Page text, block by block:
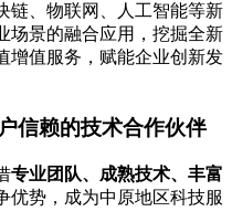
链、物联网、人工智能等新
场景的融合应用，挖掘全新
增值服务，赋能企业创新发
信赖的技术合作伙伴
专业团队、成熟技术、丰富
优势，成为中原地区科技服